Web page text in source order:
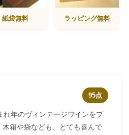
紙袋無料 ラッピング無料
95点
れ年のヴィンテージワインをプ
木箱や袋なども、とても喜んで